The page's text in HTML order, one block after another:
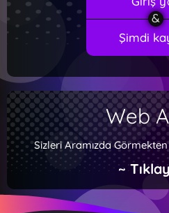
Şimdi
Web
Sizleri Aramızda
~